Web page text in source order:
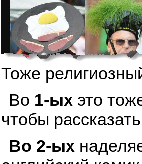
Тоже
Во 1-ых это
чтобы
Во 2-ых